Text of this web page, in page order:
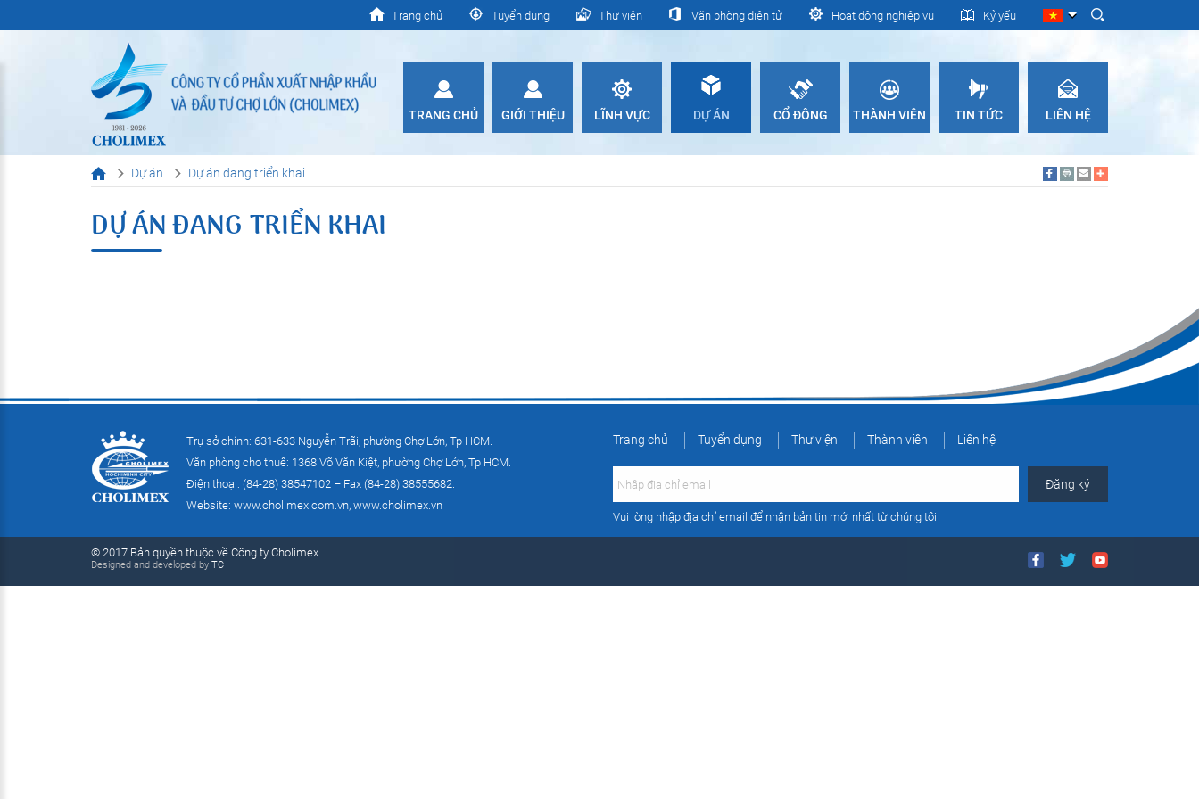
Trang chủ Tuyển dụng Thư viện Văn phòng điện tử Hoạt động nghiệp vụ Kỷ yếu
TRANG CHỦ GIỚI THIỆU LĨNH VỰC DỰ ÁN CỔ ĐÔNG THÀNH VIÊN TIN TỨC LIÊN HỆ
Dự án Dự án đang triển khai
DỰ ÁN ĐANG TRIỂN KHAI
Trụ sở chính: 631-633 Nguyễn Trãi, phường Chợ Lớn, Tp HCM.
Văn phòng cho thuê: 1368 Võ Văn Kiệt, phường Chợ Lớn, Tp HCM.
Điện thoại: (84-28) 38547102 – Fax (84-28) 38555682.
Website: www.cholimex.com.vn, www.cholimex.vn
Trang chủ Tuyển dụng Thư viện Thành viên Liên hệ
Vui lòng nhập địa chỉ email để nhận bản tin mới nhất từ chúng tôi
© 2017 Bản quyền thuộc về Công ty Cholimex.
Designed and developed by TC